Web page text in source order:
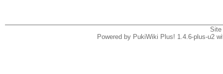
Powered by PukiWiki Plus! 1.4.6-plus-u2